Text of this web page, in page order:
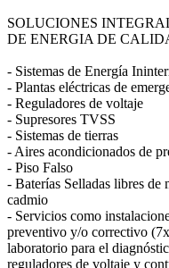
SOLUCIONES
DE ENERGIA DE
- Sistemas de Energía
- Plantas eléctricas de
- Reguladores de voltaje
- Supresores TVSS
- Sistemas de tierras
- Aires acondicionados de
- Piso Falso
- Baterías Selladas libres
cadmio
- Servicios como
preventivo y/o correctivo
laboratorio para el
reguladores de voltaje y